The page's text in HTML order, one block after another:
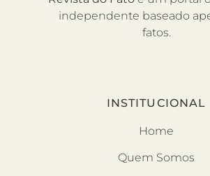
independente baseado
fatos.
INSTITUCIONAL
Home
Quem Somos